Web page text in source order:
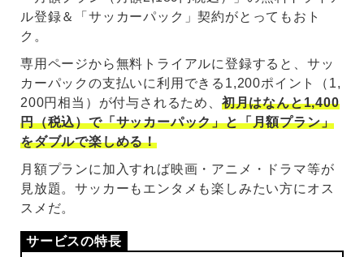
ル登録＆「サッカーパック」契約がとってもおト
ク。
専用ページから無料トライアルに登録すると、サッ
カーパックの支払いに利用できる1,200ポイント（1,
200円相当）が付与されるため、 初月はなんと1,400
円（税込）で「サッカーパック」と「月額プラン」
をダブルで楽しめる！
月額プランに加入すれば映画・アニメ・ドラマ等が
見放題。サッカーもエンタメも楽しみたい方にオス
スメだ。